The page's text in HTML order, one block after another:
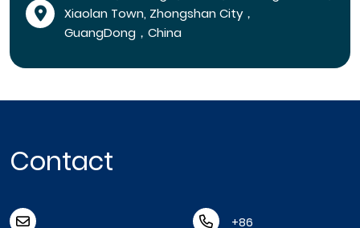
Xiaolan Town, Zhongshan City，
GuangDong，China
Contact
+86